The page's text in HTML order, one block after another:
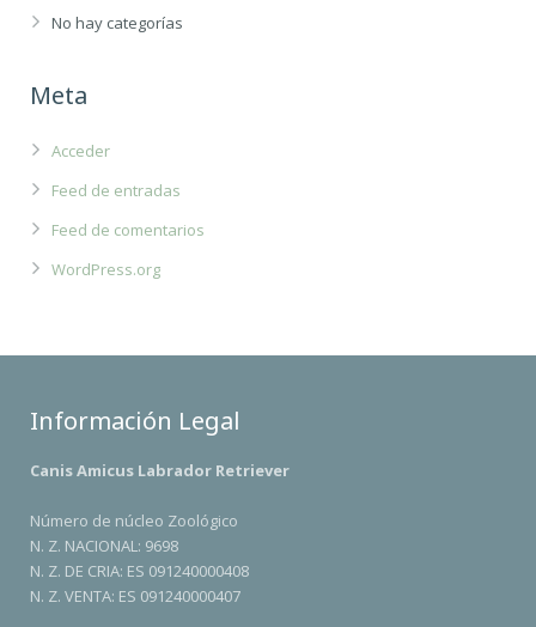
No hay categorías
Meta
Acceder
Feed de entradas
Feed de comentarios
WordPress.org
Información Legal
Canis Amicus Labrador Retriever
Número de núcleo Zoológico
N. Z. NACIONAL: 9698
N. Z. DE CRIA: ES 091240000408
N. Z. VENTA: ES 091240000407